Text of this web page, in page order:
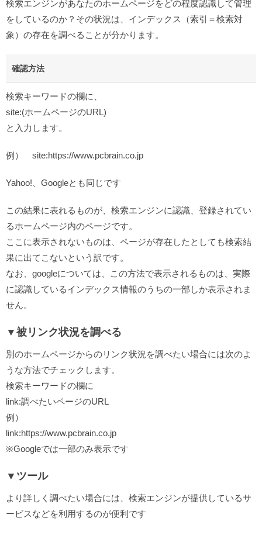
検索エンジンがあなたのホームページをどの程度認識して管理
をしているのか？その状況は、インデックス（索引＝検索対
象）の存在を調べることが分かります。
確認方法
検索キーワードの欄に、
site:(ホームページのURL)
と入力します。
例） site:https://www.pcbrain.co.jp
Yahoo!、Googleとも同じです
この結果に表れるものが、検索エンジンに認識、登録されてい
るホームページ内のページです。
ここに表示されないものは、ページが存在したとしても検索結
果に出てこないという訳です。
なお、googleについては、この方法で表示されるものは、実際
に認識しているインデックス情報のうちの一部しか表示されま
せん。
▼被リンク状況を調べる
別のホームページからのリンク状況を調べたい場合には次のよ
うな方法でチェックします。
検索キーワードの欄に
link:調べたいページのURL
例）
link:https://www.pcbrain.co.jp
※Googleでは一部のみ表示です
▼ツール
より詳しく調べたい場合には、検索エンジンが提供しているサ
ービスなどを利用するのが便利です